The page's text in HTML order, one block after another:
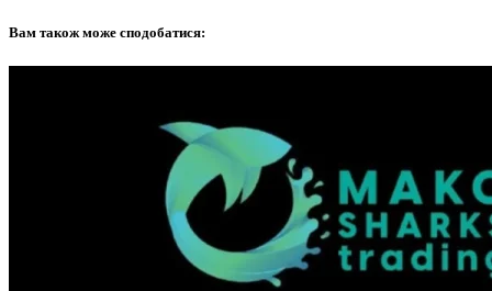
Вам також може сподобатися: